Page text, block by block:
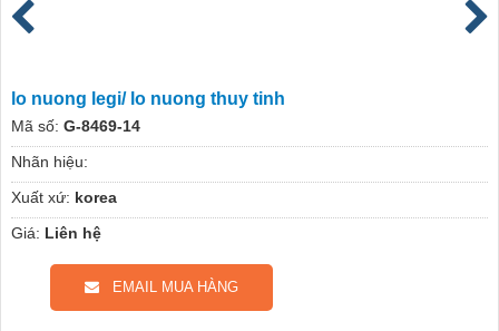
lo nuong legi/ lo nuong thuy tinh
Mã số: G-8469-14
Nhãn hiệu:
Xuất xứ: korea
Giá: Liên hệ
EMAIL MUA HÀNG